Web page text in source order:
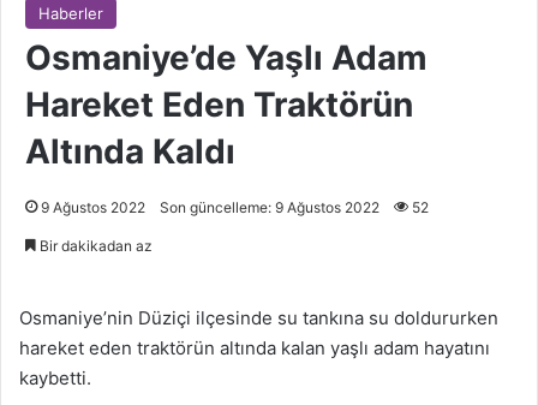
Haberler
Osmaniye’de Yaşlı Adam
Hareket Eden Traktörün
Altında Kaldı
9 Ağustos 2022 Son güncelleme: 9 Ağustos 2022 52
Bir dakikadan az
Osmaniye’nin Düziçi ilçesinde su tankına su doldururken
hareket eden traktörün altında kalan yaşlı adam hayatını
kaybetti.